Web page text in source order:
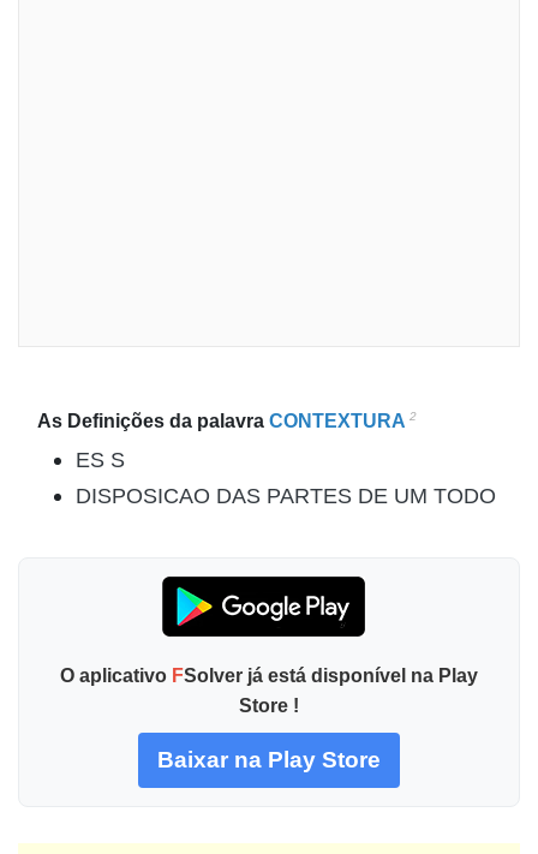
As Definições da palavra CONTEXTURA 2
ES S
DISPOSICAO DAS PARTES DE UM TODO
O aplicativo FSolver já está disponível na Play
Store !
Baixar na Play Store